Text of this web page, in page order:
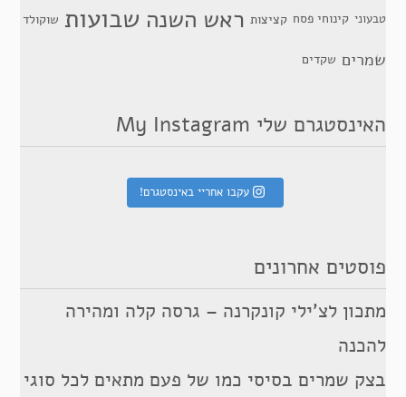
טבעוני קינוחי פסח קציצות ראש השנה שבועות שוקולד
שמרים שקדים
האינסטגרם שלי My Instagram
עקבו אחריי באינסטגרם!
פוסטים אחרונים
מתכון לצ’ילי קונקרנה – גרסה קלה ומהירה
להכנה
בצק שמרים בסיסי כמו של פעם מתאים לכל סוגי